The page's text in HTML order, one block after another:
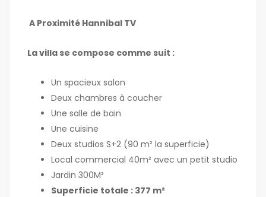
A Proximité Hannibal TV
La villa se compose comme suit :
Un spacieux salon
Deux chambres à coucher
Une salle de bain
Une cuisine
Deux studios S+2 (90 m² la superficie)
Local commercial 40m² avec un petit studio
Jardin 300M²
Superficie totale : 377 m²